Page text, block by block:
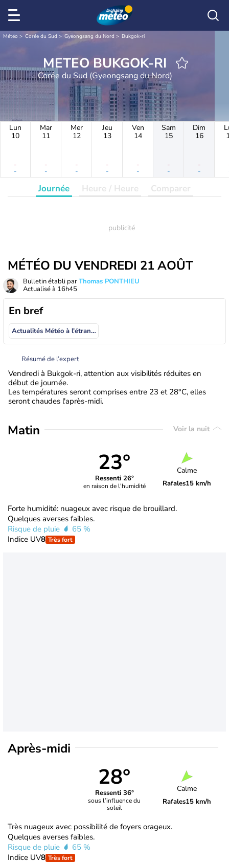
Météo Corée du Sud Gyeongsang du Nord Bukgok-ri
METEO BUKGOK-RI
Corée du Sud (Gyeongsang du Nord)
Lun
10
-
-
Mar
11
-
-
Mer
12
-
-
Jeu
13
-
-
Ven
14
-
-
Sam
15
-
-
Dim
16
-
-
Journée Heure / Heure Comparer
MÉTÉO DU VENDREDI 21 AOÛT
Bulletin établi parThomas PONTHIEU
Actualisé à 16h45
En bref
Actualités Météo à l'étranger
Résumé de l’expert
Vendredi à Bukgok-ri, attention aux visibilités réduites en
début de journée.
Les températures seront comprises entre 23 et 28°C, elles
seront chaudes l'après-midi.
Matin Voir la nuit
23°
Ressenti 26°
en raison de l'humidité
Calme
Rafales15 km/h
Forte humidité: nuageux avec risque de brouillard.
Quelques averses faibles.
Risque de pluie
65 %
Indice UV8 Très fort
Après-midi
28°
Ressenti 36°
sous l’influence du
soleil
Calme
Rafales15 km/h
Très nuageux avec possibilité de foyers orageux.
Quelques averses faibles.
Risque de pluie
65 %
Indice UV8 Très fort